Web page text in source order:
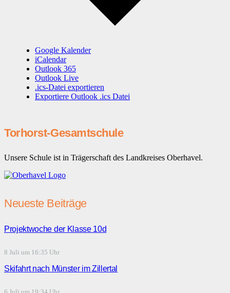
Google Kalender
iCalendar
Outlook 365
Outlook Live
.ics-Datei exportieren
Exportiere Outlook .ics Datei
Torhorst-Gesamtschule
Unsere Schule ist in Trägerschaft des Landkreises Oberhavel.
Neueste Beiträge
Projektwoche der Klasse 10d
8 Juli um 16:35 Uhr
Skifahrt nach Münster im Zillertal